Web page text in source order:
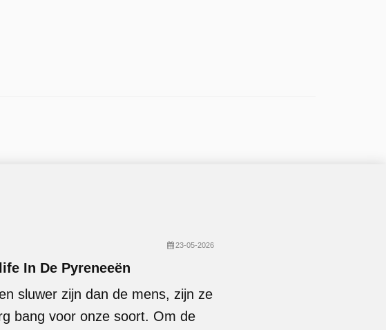
23-05-2026
In De Pyreneeën
sluwer zijn dan de mens, zijn ze
bang voor onze soort. Om de